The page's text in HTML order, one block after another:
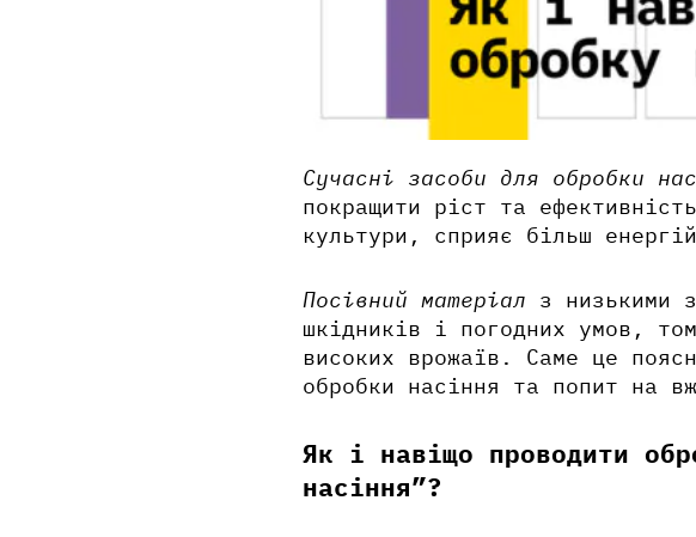
Сучасні засоби для обробки
покращити ріст та
культури, сприяє більш
Посівний матеріал з низькими
шкідників і погодних умов,
високих врожаїв. Саме це
обробки насіння та попит на
Як і навіщо проводити
насіння”?